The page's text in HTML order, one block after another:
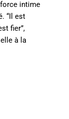
intime
“Il est
fier”,
à la